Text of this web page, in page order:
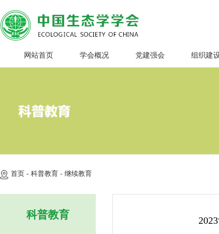
网站首页 学会概况 党建强会 组织建
首页 - 科普教育 - 继续教育
科普教育